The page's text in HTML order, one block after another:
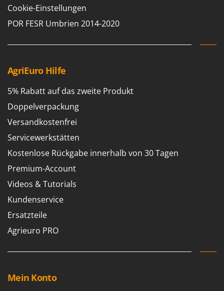
Cookie-Einstellungen
POR FESR Umbrien 2014-2020
AgriEuro Hilfe
5% Rabatt auf das zweite Produkt
Doppelverpackung
Versandkostenfrei
Servicewerkstätten
Kostenlose Rückgabe innerhalb von 30 Tagen
Premium-Account
Videos & Tutorials
Kundenservice
Ersatzteile
Agrieuro PRO
Mein Konto